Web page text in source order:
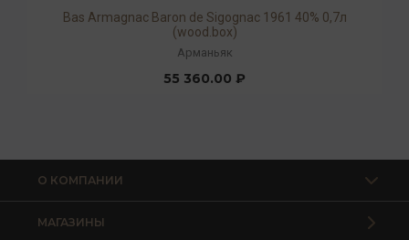
Bas Armagnac Baron de Sigognac 1961 40% 0,7л
(wood.box)
Арманьяк
55 360.00 ₽
О КОМПАНИИ
МАГАЗИНЫ